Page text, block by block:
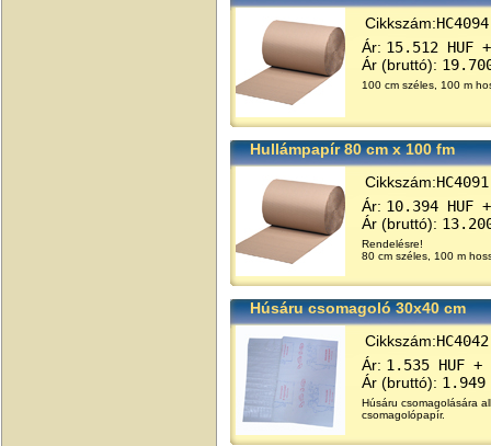
Cikkszám:HC4094
Ár: 15.512 HUF
Ár (bruttó):
100 cm széles, 100 m
Hullámpapír 80 cm x 100 fm
Cikkszám:HC4091
Ár: 10.394 HUF
Ár (bruttó):
Rendelésre!
80 cm széles, 100 m
Húsáru csomagoló 30x40 cm
Cikkszám:HC4042
Ár: 1.535 HUF +
Ár (bruttó): 1.949
Húsáru csomagolására
csomagolópapír.